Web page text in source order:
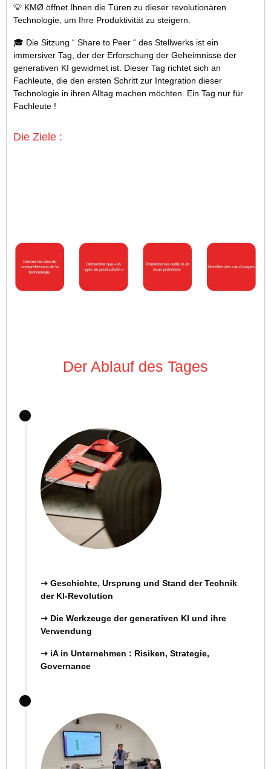
💡 KMØ öffnet Ihnen die Türen zu dieser revolutionären
Technologie, um Ihre Produktivität zu steigern.
🎓 Die Sitzung “ Share to Peer “ des Stellwerks ist ein
immersiver Tag, der der Erforschung der Geheimnisse der
generativen KI gewidmet ist. Dieser Tag richtet sich an
Fachleute, die den ersten Schritt zur Integration dieser
Technologie in ihren Alltag machen möchten. Ein Tag nur für
Fachleute !
Die Ziele :
Der Ablauf des Tages
➝ Geschichte, Ursprung und Stand der Technik
der KI-Revolution
➝ Die Werkzeuge der generativen KI und ihre
Verwendung
➝ iA in Unternehmen : Risiken, Strategie,
Governance